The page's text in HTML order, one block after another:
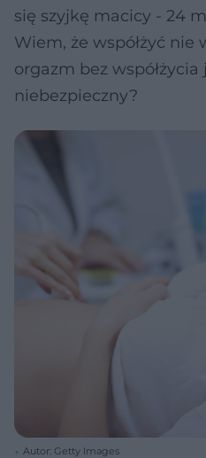
się szyjkę macicy - 24
Wiem, że współżyć nie
orgazm bez współżycia
niebezpieczny?
Autor: Getty Images